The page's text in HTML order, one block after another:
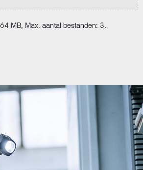
MB, Max. aantal bestanden: 3.